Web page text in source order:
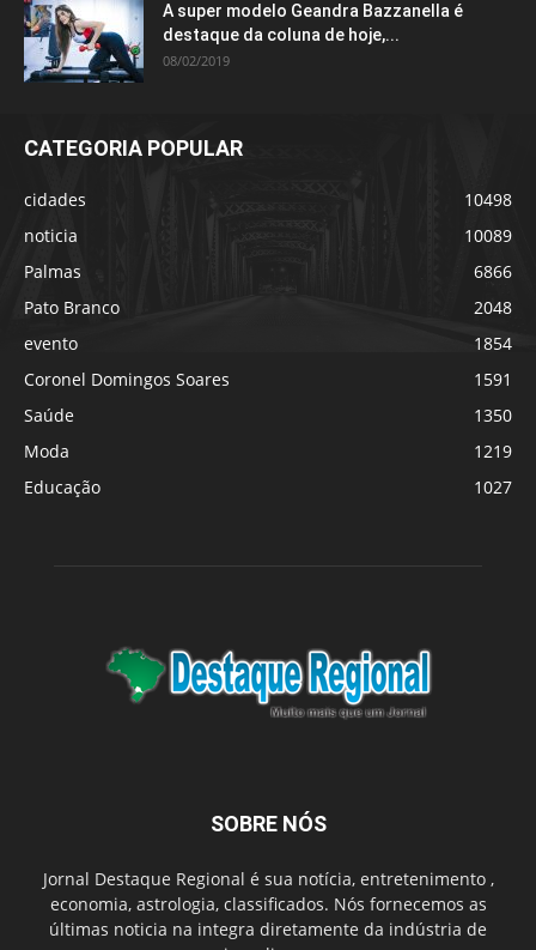
A super modelo Geandra Bazzanella é
destaque da coluna de hoje,...
08/02/2019
CATEGORIA POPULAR
cidades
10498
noticia
10089
Palmas
6866
Pato Branco
2048
evento
1854
Coronel Domingos Soares
1591
Saúde
1350
Moda
1219
Educação
1027
SOBRE NÓS
Jornal Destaque Regional é sua notícia, entretenimento ,
economia, astrologia, classificados. Nós fornecemos as
últimas noticia na integra diretamente da indústria de